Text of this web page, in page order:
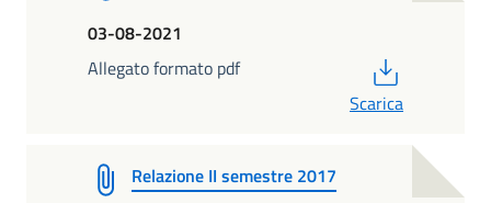
03-08-2021
Allegato formato pdf
Scarica
Relazione II semestre 2017